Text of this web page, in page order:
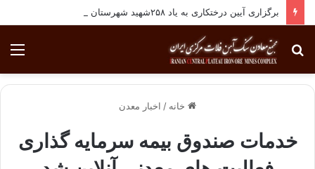
برگزاری آیین درختکاری به یاد ۲۵۸شهید شهرستان بافق
جستجو
برای
خانه / اخبار معدن
خدمات صندوق بیمه سرمایه گذاری